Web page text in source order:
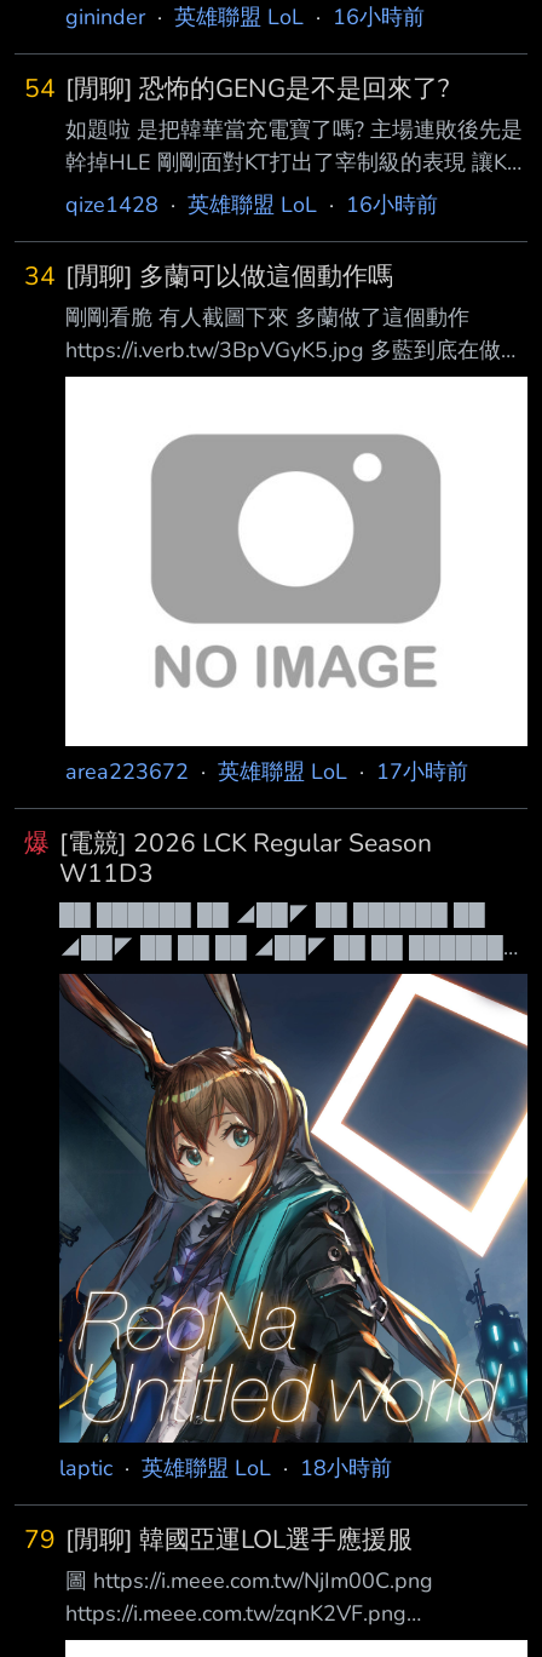
gininder· 英雄聯盟 LoL · 16小時前
54 [閒聊] 恐怖的GENG是不是回來了?
如題啦 是把韓華當充電寶了嗎? 主場連敗後先是
幹掉HLE 剛剛面對KT打出了宰制級的表現 讓KT
1龍0塔0人頭 恐怖的聯賽王者GENG是不是回來
qize1428 · 英雄聯盟 LoL · 16小時前
34 [閒聊] 多蘭可以做這個動作嗎
剛剛看脆 有人截圖下來 多蘭做了這個動作
https://i.verb.tw/3BpVGyK5.jpg 多藍到底在做什
麼啊 好可怕啊 --
area223672 · 英雄聯盟 LoL · 17小時前
爆 [電競] 2026 LCK Regular Season
W11D3
██ ██████ ██ ◢██◤ ██ ██████ ██
◢██◤ ██ ██ ██ ◢██◤ ██ ██ ██████◤
██ ██ ██████◣ ██ ██ ██ ◥██◣
██████ ██████ ██ ◥██◣ 例行賽
██████ ██████ ██ ◥██◣ Leave Your
Mark 禁茂凱 Patch 26.15 本日賽程： 16:00 傳
奇 KT vs GEN 18:00 崛起 BFX vs BRO 轉播連結
韓語 https://www.sooplive.co.kr/sta
laptic · 英雄聯盟 LoL · 18小時前
79 [閒聊] 韓國亞運LOL選手應援服
圖 https://i.meee.com.tw/NjIm00C.png
https://i.meee.com.tw/zqnK2VF.png
https://i.meee.com.tw/lxytkud.png